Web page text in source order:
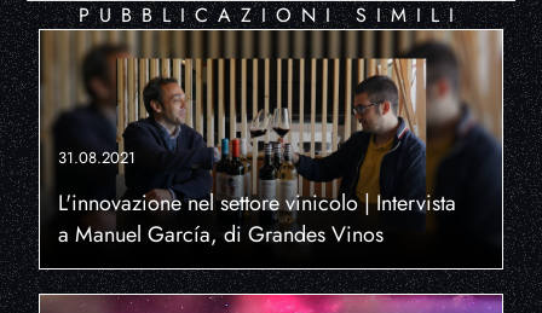
PUBBLICAZIONI SIMILI
31.08.2021
L'innovazione nel settore vinicolo | Intervista
a Manuel García, di Grandes Vinos